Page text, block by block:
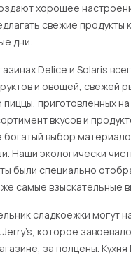
хорошее
свежие продукты
дни.
Delice и Solaris
и овощей, свежей
пиццы, приготовленных
вкусов и
богатый выбор
Наши экологически
были специально
самые взыскательные
сладкоежки могут
которое
за полцены. Кухня